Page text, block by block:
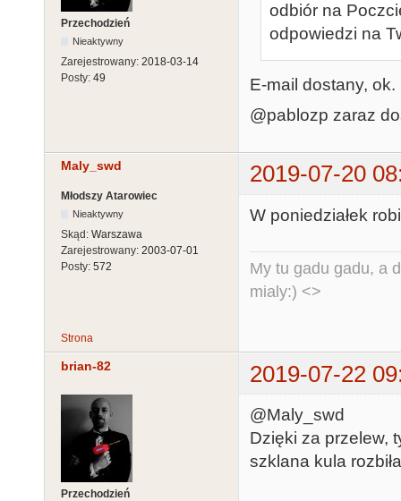
Przechodzień
Nieaktywny
Zarejestrowany: 2018-03-14
Posty: 49
odbiór na
odpowiedzi na
E-mail dostany, ok.
@pablozp zaraz
Maly_swd 2019-07-20
Młodszy Atarowiec
Nieaktywny
Skąd: Warszawa
Zarejestrowany: 2003-07-01
Posty: 572
W poniedziałek
My tu gadu gadu, a
mialy:) <>
Strona
brian-82 2019-07-22
Przechodzień
@Maly_swd
Dzięki za przelew,
szklana kula